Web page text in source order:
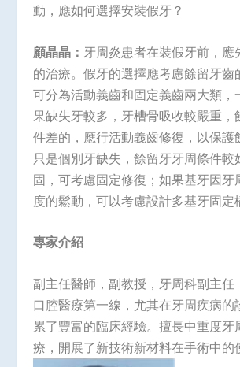
動，應如何選擇安裝假牙？
顧晶晶： 牙周炎患者在裝假牙前，應
的治療。假牙的選擇應考慮餘留牙齒
可分為活動義齒和固定義齒兩大類，
果缺失牙較多，牙槽骨吸收較嚴重，
件差的，應行活動義齒修復，以保護
只是個別牙缺失，餘留牙牙周條件較
固，可考慮固定修復；如果基牙因牙
度的鬆動，可以考慮設計多基牙固定
專家介紹
副主任醫師，副教授，牙周科副主任
口腔醫療第一線，尤其在牙周疾病的
累了豐富的臨床經驗。擅長中重度牙
療，開展了新技術新材料在手術中的